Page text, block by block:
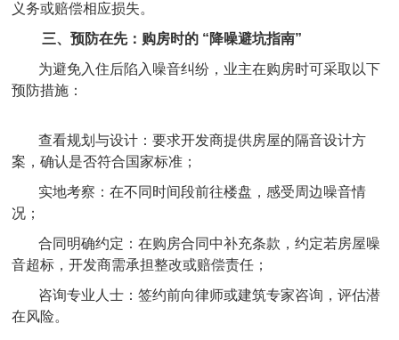
义务或赔偿相应损失。
三、预防在先：购房时的 “降噪避坑指南”
为避免入住后陷入噪音纠纷，业主在购房时可采取以下
预防措施：
查看规划与设计：要求开发商提供房屋的隔音设计方
案，确认是否符合国家标准；
实地考察：在不同时间段前往楼盘，感受周边噪音情
况；
合同明确约定：在购房合同中补充条款，约定若房屋噪
音超标，开发商需承担整改或赔偿责任；
咨询专业人士：签约前向律师或建筑专家咨询，评估潜
在风险。